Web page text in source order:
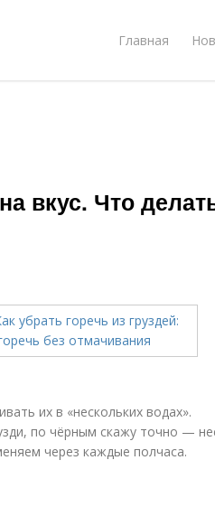
Главная
вкус. Что
их в «нескольких водах».
по чёрным скажу точно —
через каждые полчаса.